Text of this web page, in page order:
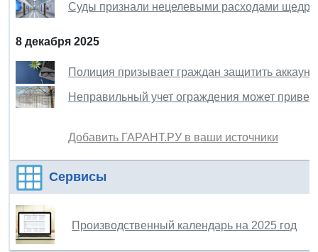
Суды признали нецелевыми расходами
8 декабря 2025
Полиция призывает граждан защитить
Неправильный учет ограждения может
Добавить ГАРАНТ.РУ в ваши источники
Сервисы
Производственный календарь на 2025 год